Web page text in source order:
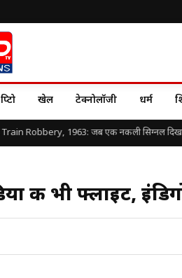
क्रिप्टो खेल टेक्नोलॉजी धर्म
Robbery, 1963: जब एक नकली सिग्नल दिखाकर
की भी फ्लाइट,